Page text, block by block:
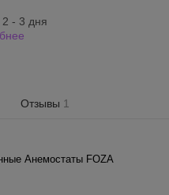
2 - 3 дня
Отзывы 1
Анемостаты FOZA